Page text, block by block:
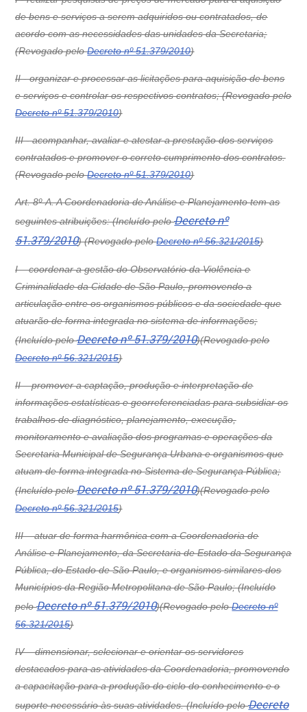
de bens e serviços a serem adquiridos ou contratados, de
acordo com as necessidades das unidades da Secretaria;
(Revogado peloDecreto nº 51.379/2010)
II -organizar e processar as licitações para aquisição de bens
e serviços e controlar os respectivos contratos;(Revogado pelo
Decreto nº 51.379/2010)
III -acompanhar, avaliar e atestar a prestação dos serviços
contratados e promover o correto cumprimento dos contratos.
(Revogado peloDecreto nº 51.379/2010)
Art. 8º-A.A Coordenadoria de Análise e Planejamento tem as
seguintes atribuições: (Incluído peloDecreto nº
51.379/2010)(Revogado peloDecreto nº 56.321/2015)
I –coordenar a gestão do Observatório da Violência e
Criminalidade da Cidade de São Paulo, promovendo a
articulação entre os organismos públicos e da sociedade que
atuarão de forma integrada no sistema de informações;
(Incluído peloDecreto nº 51.379/2010)(Revogado pelo
Decreto nº 56.321/2015)
II –promover a captação, produção e interpretação de
informações estatísticas e georreferenciadas para subsidiar os
trabalhos de diagnóstico, planejamento, execução,
monitoramento e avaliação dos programas e operações da
Secretaria Municipal de Segurança Urbana e organismos que
atuam de forma integrada no Sistema de Segurança Pública;
(Incluído peloDecreto nº 51.379/2010)(Revogado pelo
Decreto nº 56.321/2015)
III –atuar de forma harmônica com a Coordenadoria de
Análise e Planejamento, da Secretaria de Estado da Segurança
Pública, do Estado de São Paulo, e organismos similares dos
Municípios da Região Metropolitana de São Paulo; (Incluído
peloDecreto nº 51.379/2010)(Revogado peloDecreto nº
56.321/2015)
IV –dimensionar, selecionar e orientar os servidores
destacados para as atividades da Coordenadoria, promovendo
a capacitação para a produção do ciclo do conhecimento e o
suporte necessário às suas atividades. (Incluído peloDecreto